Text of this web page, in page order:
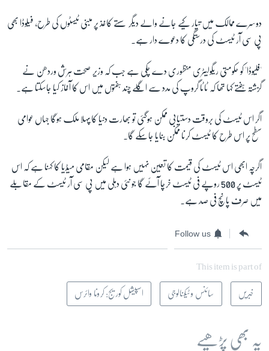
دوسرے ممالک میں تیار کیے جانے والے دیگر سستے کاغذ پر مبنی ٹیسٹوں کی طرح، فیلوڈا بھی
پی سی آر ٹیسٹ کی درستگی کا دعوے دار ہے۔
'فلیوڈا' کو حکومتی ریگولیٹری منظوری دے چکی ہے جب کہ وزیر صحت ہرش وردھن نے
گزشتہ ہفتے کہا تھا کہ ٹاٹا گروپ کی مدد سے اگلے چند ہفتوں میں اس کا آغاز کیا جاسکتا ہے۔
اگر اس ٹیسٹ کی بروقت دستیابی ممکن ہوگئی تو بھارت دنیا کا پہلا ملک ہوگا جہاں عوامی
سطح پر اس طرح کا ٹیسٹ کرنا ممکن بنایا جاسکے گا۔
اگرچہ ابھی اس ٹیسٹ کی قیمت کا تعین نہیں ہوا ہے لیکن مقامی میڈیا کا کہنا ہے کہ اس
ٹیسٹ پر 500 روپے فی ٹیسٹ خرچا آئے گا جو نئی دہلی میں پی سی آر ٹیسٹ کے مقابلے
میں صرف پانچ فی صد ہے۔
Follow us
This item is part of
خبریں سائنس و ٹیکنالوجی اسپیشل کوریج: کرونا وائرس
یہ بھی پڑھیے